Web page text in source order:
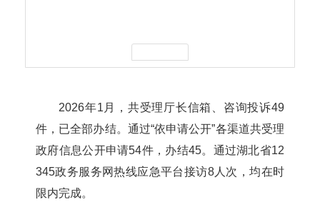
2026年1月， 共受理厅长信箱、咨询投诉49
件，已全部办结。 通过“依申请公开”各渠道共受理
政府信息公开申请54件，办结45。通过湖北省12
345政务服务网热线应急平台接访8人次，均在时
限内完成。